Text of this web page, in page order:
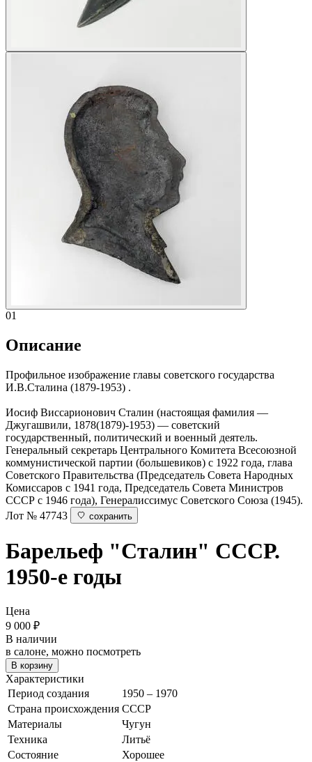
01
Описание
Профильное изображение главы советского государства
И.В.Сталина (1879-1953) .
Иосиф Виссарионович Сталин (настоящая фамилия —
Джугашвили, 1878(1879)-1953) — советский
государственный, политический и военный деятель.
Генеральный секретарь Центрального Комитета Всесоюзной
коммунистической партии (большевиков) с 1922 года, глава
Советского Правительства (Председатель Совета Народных
Комиссаров c 1941 года, Председатель Совета Министров
СССР с 1946 года), Генералиссимус Советского Союза (1945).
Лот № 47743
сохранить
Барельеф "Сталин" СССР.
1950-е годы
Цена
9 000 ₽
В наличии
в салоне, можно посмотреть
В корзину
Характеристики
Период создания
1950 – 1970
Страна происхождения СССР
Материалы
Чугун
Техника
Литьё
Состояние
Хорошее